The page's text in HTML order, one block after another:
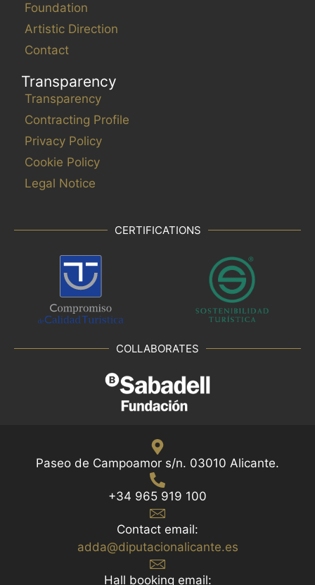
Foundation
Artistic Direction
Contact
Transparency
Transparency
Contracting Profile
Privacy Policy
Cookie Policy
Legal Notice
CERTIFICATIONS
COLLABORATES
Paseo de Campoamor s/n. 03010 Alicante.
+34 965 919 100
Contact email:
adda@diputacionalicante.es
Hall booking email: